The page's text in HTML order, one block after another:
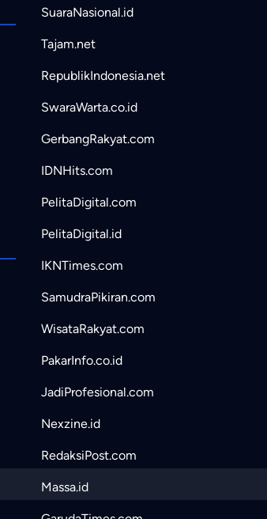
SuaraNasional.id
Tajam.net
RepublikIndonesia.net
SwaraWarta.co.id
GerbangRakyat.com
IDNHits.com
PelitaDigital.com
PelitaDigital.id
IKNTimes.com
SamudraPikiran.com
WisataRakyat.com
PakarInfo.co.id
JadiProfesional.com
Nexzine.id
RedaksiPost.com
Massa.id